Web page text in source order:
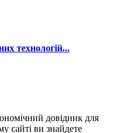
технологій...
довідник для
сайті ви знайдете